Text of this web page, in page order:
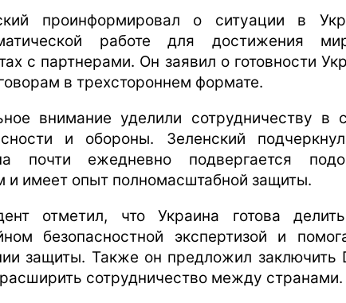
проинформировал о ситуации в
работе для достижения
с партнерами. Он заявил о готовности
в трехстороннем формате.
внимание уделили сотрудничеству в
и обороны. Зеленский
почти ежедневно подвергается
и имеет опыт полномасштабной защиты.
отметил, что Украина готова
безопасностной экспертизой и
защиты. Также он предложил заключить
сотрудничество между странами.